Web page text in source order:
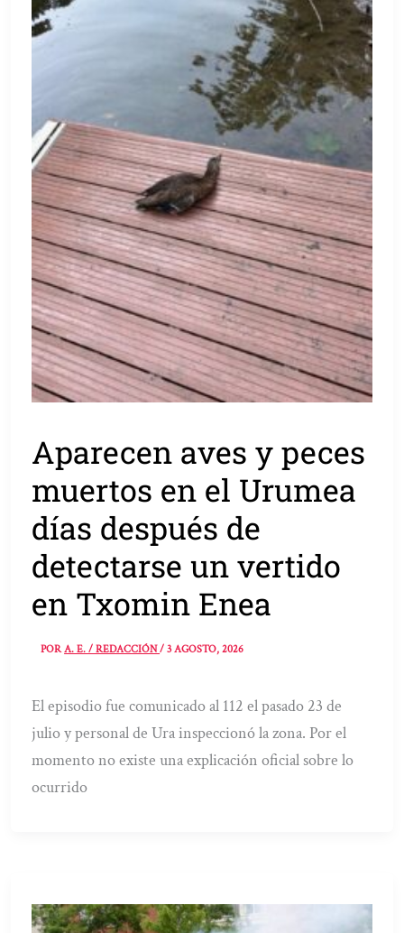
Aparecen aves y peces
muertos en el Urumea
días después de
detectarse un vertido
en Txomin Enea
PORA. E. / REDACCIÓN/3 AGOSTO, 2026
El episodio fue comunicado al 112 el pasado 23 de
julio y personal de Ura inspeccionó la zona. Por el
momento no existe una explicación oficial sobre lo
ocurrido